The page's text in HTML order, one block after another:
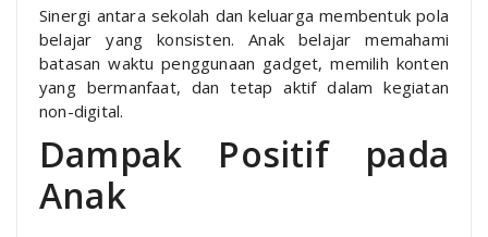
Sinergi antara sekolah dan keluarga membentuk pola
belajar yang konsisten. Anak belajar memahami
batasan waktu penggunaan gadget, memilih konten
yang bermanfaat, dan tetap aktif dalam kegiatan
non-digital.
Dampak Positif pada
Anak